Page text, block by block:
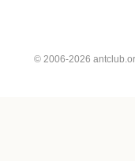
© 2006-2026